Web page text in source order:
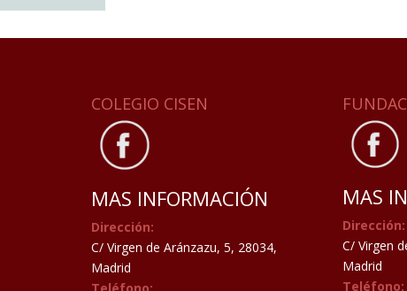
COLEGIO CISEN
MAS INFORMACIÓN
Dirección:
C/ Virgen de Aránzazu, 5, 28034,
Madrid
Teléfono:
MAS
Dirección:
C/ Virgen
Madrid
Teléfono: